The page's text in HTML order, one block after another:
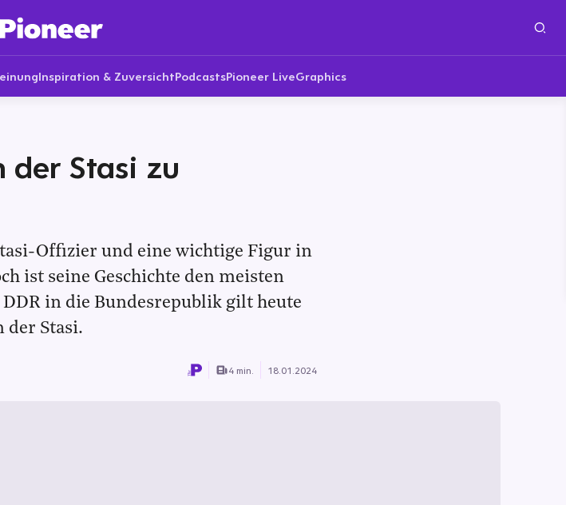
Inspiration & ZuversichtPodcastsPioneer LiveGraphics
der Stasi zu
Offizier und eine wichtige Figur in
ist seine Geschichte den meisten
in die Bundesrepublik gilt heute
der Stasi.
4 min. 18.01.2024